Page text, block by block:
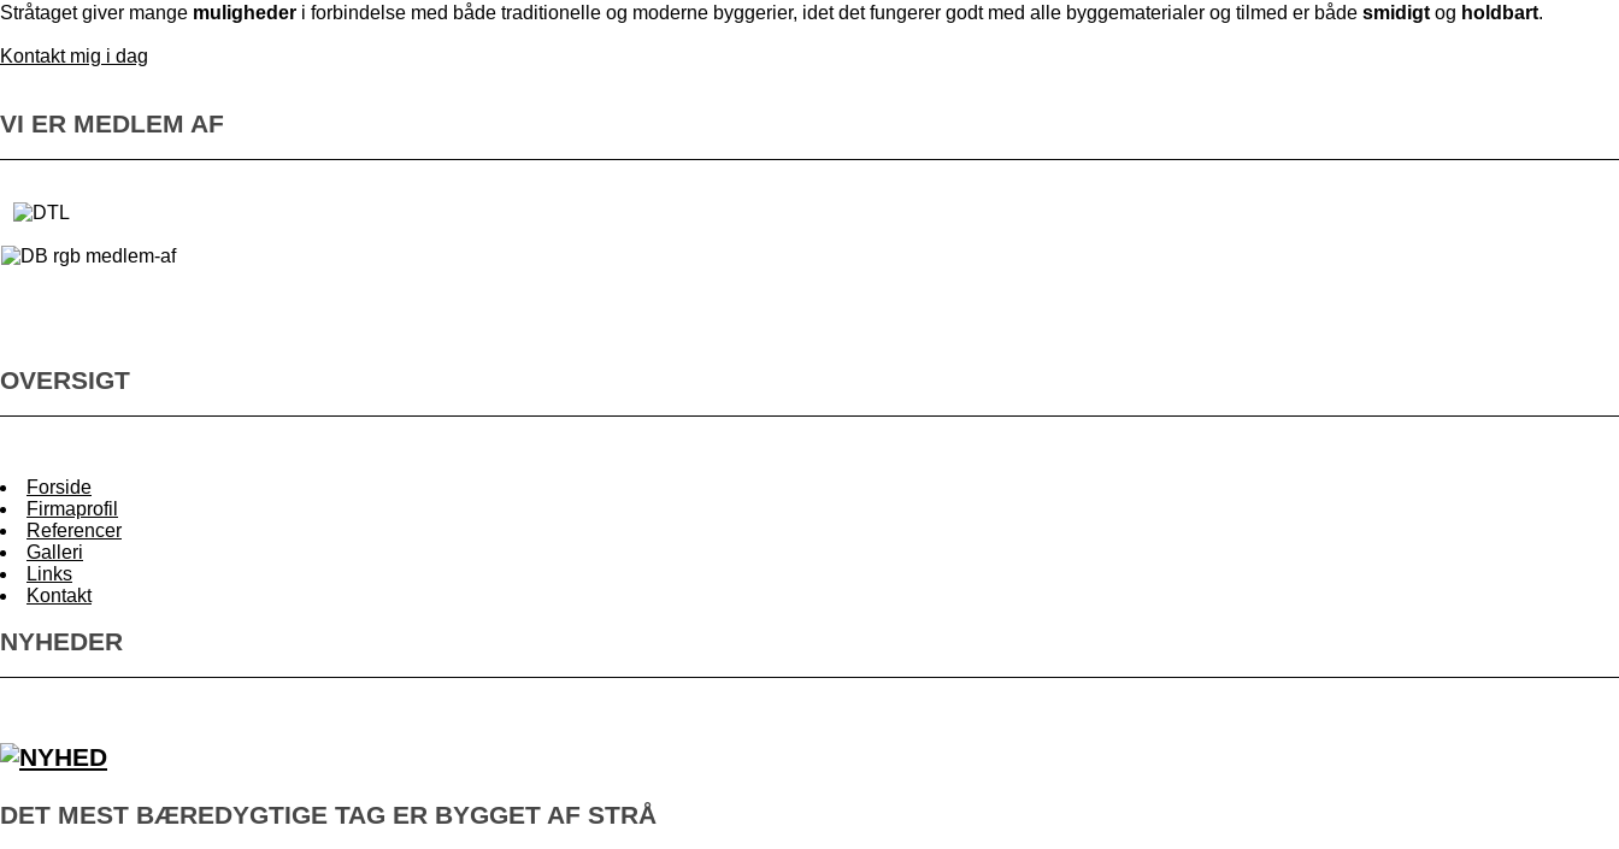
Stråtaget giver mange muligheder i forbindelse med både traditionelle og moderne byggerier, idet det fungerer godt med alle byggematerialer og tilmed er både smidigt og holdbart.
Kontakt mig i dag
VI ER MEDLEM AF
OVERSIGT
Forside
Firmaprofil
Referencer
Galleri
Links
Kontakt
NYHEDER
DET MEST BÆREDYGTIGE TAG ER BYGGET AF STRÅ